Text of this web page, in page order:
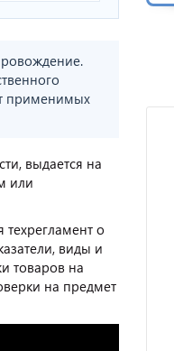
применимых
выдается на
или
о
виды и
товаров на
на предмет